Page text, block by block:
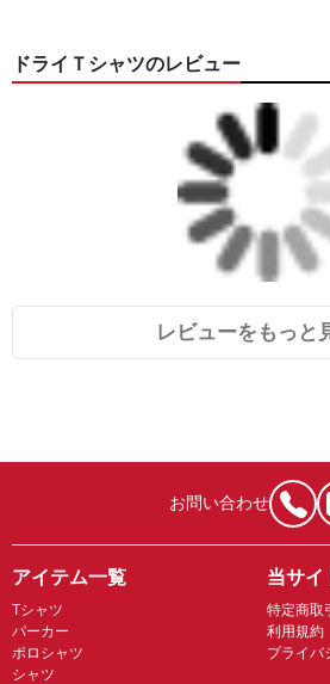
ドライＴシャツのレビュー
レビューをもっと
お問い合わせ
アイテム一覧
Tシャツ
パーカー
ポロシャツ
シャツ
当サイ
特定商取
利用規約
プライバ